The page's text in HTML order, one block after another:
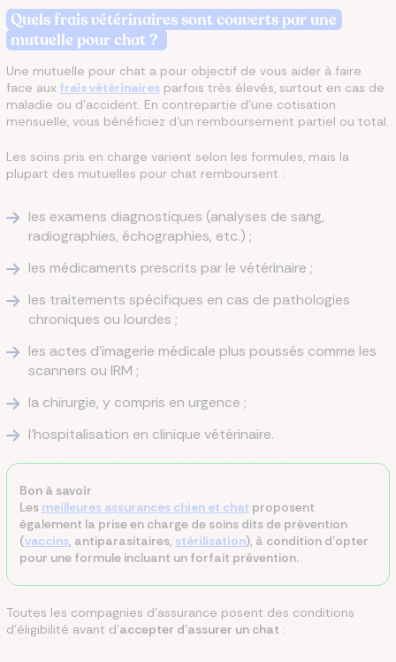
Quels frais vétérinaires sont couverts par une
mutuelle pour chat ?
Une mutuelle pour chat a pour objectif de vous aider à faire
face aux frais vétérinaires parfois très élevés, surtout en cas de
maladie ou d’accident. En contrepartie d’une cotisation
mensuelle, vous bénéficiez d’un remboursement partiel ou total.
Les soins pris en charge varient selon les formules, mais la
plupart des mutuelles pour chat remboursent :
les examens diagnostiques (analyses de sang,
radiographies, échographies, etc.) ;
les médicaments prescrits par le vétérinaire ;
les traitements spécifiques en cas de pathologies
chroniques ou lourdes ;
les actes d’imagerie médicale plus poussés comme les
scanners ou IRM ;
la chirurgie, y compris en urgence ;
l’hospitalisation en clinique vétérinaire.
Bon à savoir
Les meilleures assurances chien et chat proposent
également la prise en charge de soins dits de prévention
(vaccins, antiparasitaires, stérilisation), à condition d'opter
pour une formule incluant un forfait prévention.
Toutes les compagnies d’assurance posent des conditions
d’éligibilité avant d’accepter d’assurer un chat :